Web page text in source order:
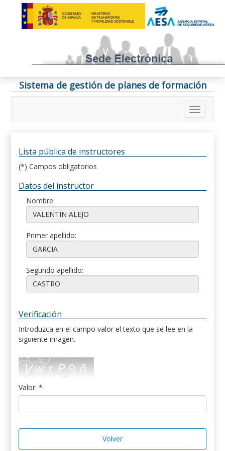
Sistema de gestión de planes de formación
Lista pública de instructores
(*) Campos obligatorios
Datos del instructor
Nombre:
Primer apellido:
Segundo apellido:
Verificación
Introduzca en el campo valor el texto que se lee en la
siguiente imagen.
Valor: *
Volver